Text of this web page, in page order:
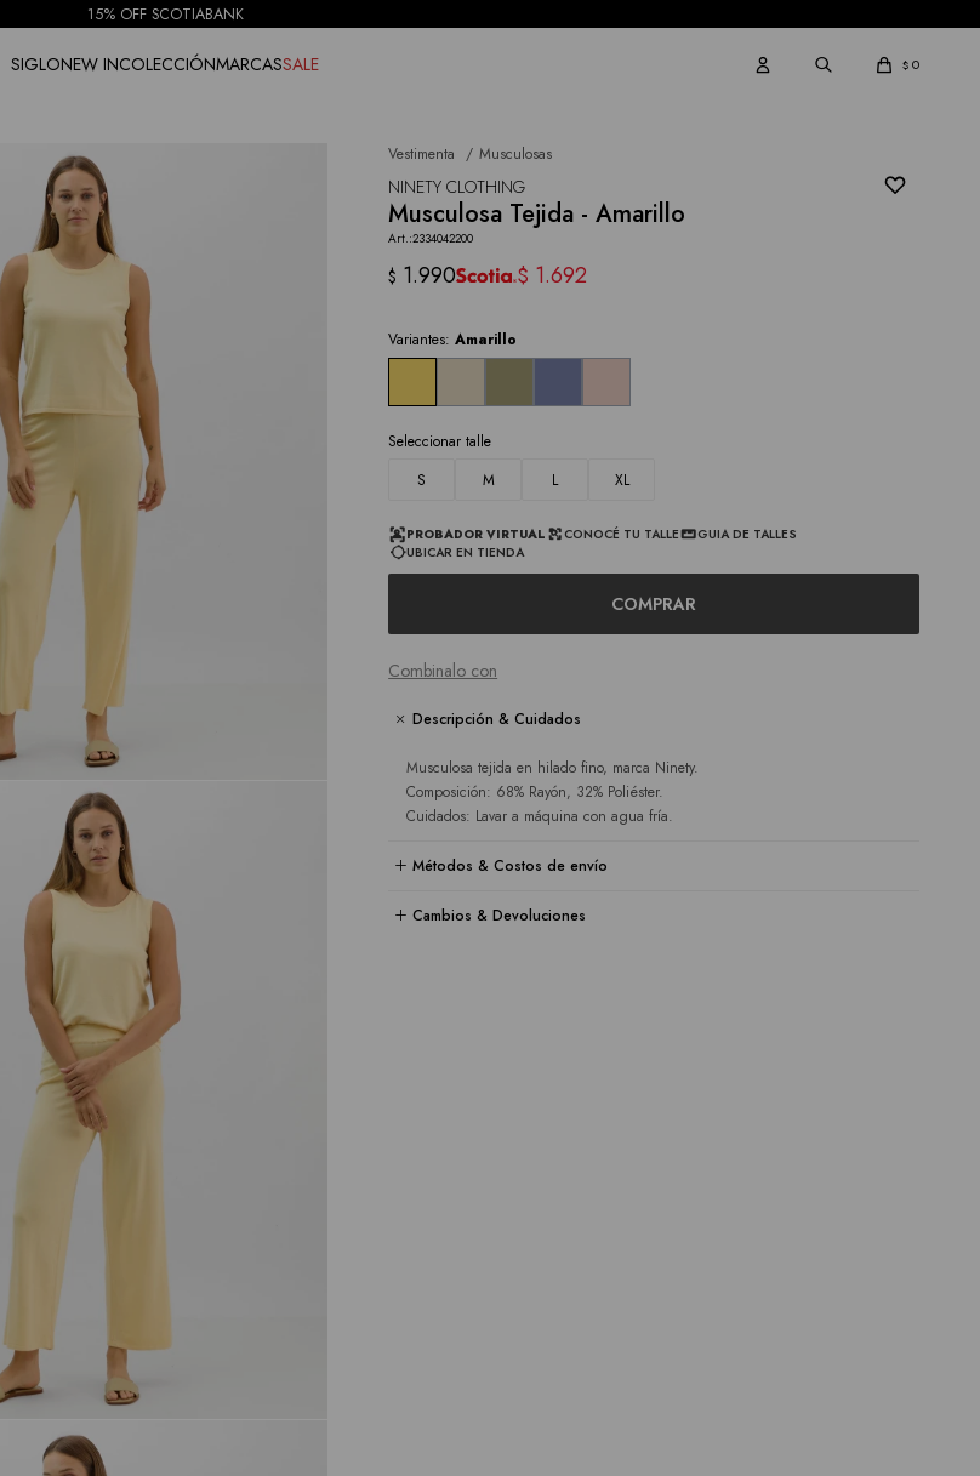
15% OFF SCOTIABANK
SIGLONEW INCOLECCIÓNMARCASSALE $ 0
Vestimenta Musculosas
NINETY CLOTHING
Musculosa Tejida - Amarillo
2334042200
$ 1.990 $ 1.692
Variantes:Amarillo
Seleccionar talle
S
M L XL
PROBADOR VIRTUAL CONOCÉ TU TALLE
GUIA DE TALLES
UBICAR EN TIENDA
COMPRAR
Combinalo con
Descripción & Cuidados
Musculosa tejida en hilado fino, marca Ninety.
Composición: 68% Rayón, 32% Poliéster.
Cuidados: Lavar a máquina con agua fría.
Métodos & Costos de envío
Cambios & Devoluciones
NOTIFICARME